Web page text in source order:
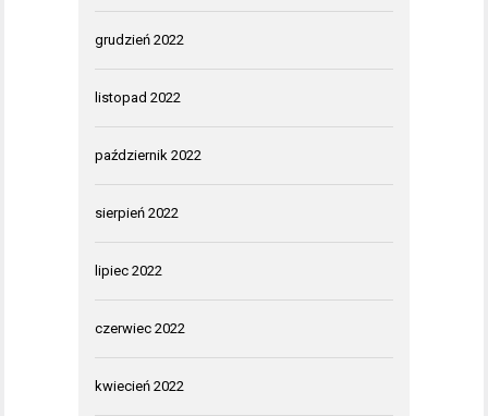
grudzień 2022
listopad 2022
październik 2022
sierpień 2022
lipiec 2022
czerwiec 2022
kwiecień 2022